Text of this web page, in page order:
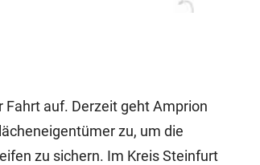
auf. Derzeit geht Amprion
zu, um die
zu sichern. Im Kreis Steinfurt